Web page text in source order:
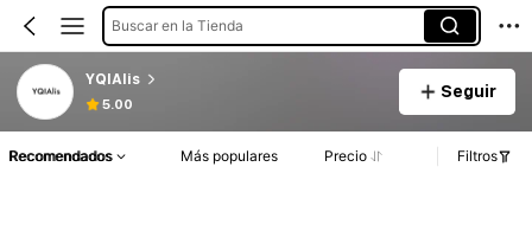
Buscar en la Tienda
YQIAlis
5.00
Seguir
Recomendados Más populares Precio Filtros